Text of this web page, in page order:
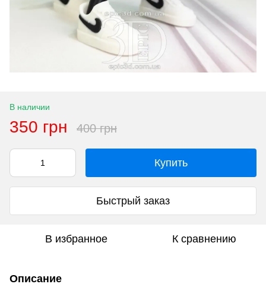
В наличии
350 грн 400 грн
Купить
Быстрый заказ
В избранное К сравнению
Описание